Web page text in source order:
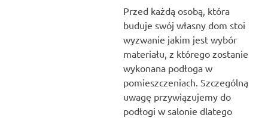
Przed każdą osobą, która
buduje swój własny dom stoi
wyzwanie jakim jest wybór
materiału, z którego zostanie
wykonana podłoga w
pomieszczeniach. Szczególną
uwagę przywiązujemy do
podłogi w salonie dlatego